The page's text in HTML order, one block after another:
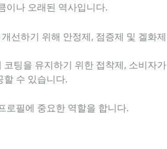
이나 오래된 역사입니다.
선하기 위해 안정제, 점증제 및 겔화제
팅을 유지하기 위한 접착제, 소비자가
수 있습니다.
로필에 중요한 역할을 합니다.